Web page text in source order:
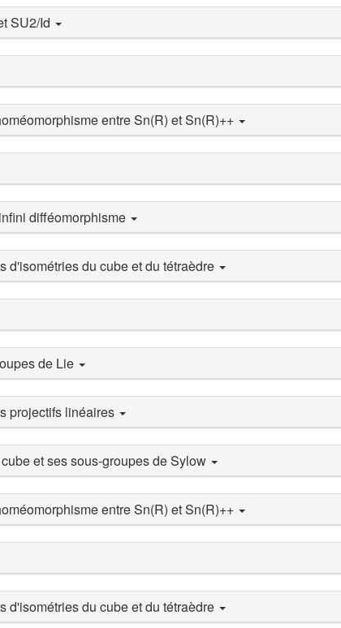
SU2/Id
entre Sn(R) et Sn(R)++
difféomorphisme
d'isométries du cube et du tétraèdre
de Lie
projectifs linéaires
et ses sous-groupes de Sylow
entre Sn(R) et Sn(R)++
d'isométries du cube et du tétraèdre